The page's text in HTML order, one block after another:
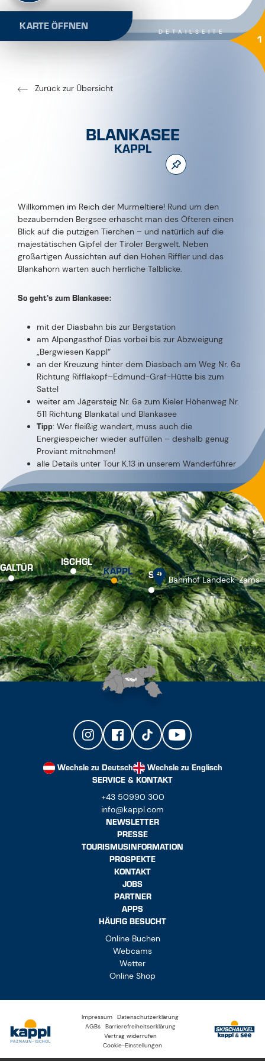
KARTE ÖFFNEN DETAILSEITE 1
Zurück zur Übersicht
BLANKASEE
KAPPL
Willkommen im Reich der Murmeltiere! Rund um den
bezaubernden Bergsee erhascht man des Öfteren einen
Blick auf die putzigen Tierchen – und natürlich auf die
majestätischen Gipfel der Tiroler Bergwelt. Neben
großartigen Aussichten auf den Hohen Riffler und das
Blankahorn warten auch herrliche Talblicke.
So geht’s zum Blankasee:
mit der Diasbahn bis zur Bergstation
am Alpengasthof Dias vorbei bis zur Abzweigung
„Bergwiesen Kappl“
an der Kreuzung hinter dem Diasbach am Weg Nr. 6a
Richtung Rifflakopf–Edmund-Graf-Hütte bis zum
Sattel
weiter am Jägersteig Nr. 6a zum Kieler Höhenweg Nr.
511 Richtung Blankatal und Blankasee
Tipp: Wer fleißig wandert, muss auch die
Energiespeicher wieder auffüllen – deshalb genug
Proviant mitnehmen!
alle Details unter Tour K.13 in unserem Wanderführer
GALTÜR ISCHGL
KAPPL SEE Bahnhof Landeck-Zams
Wechsle zu Deutsch
Wechsle zu Englisch
SERVICE & KONTAKT
+43 50990 300
info@kappl.com
NEWSLETTER
PRESSE
TOURISMUSINFORMATION
PROSPEKTE
KONTAKT
JOBS
PARTNER
APPS
HÄUFIG BESUCHT
Online Buchen
Webcams
Wetter
Online Shop
Impressum
Datenschutzerklärung
AGBs
Barrierefreiheitserklärung
Vertrag widerrufen
Cookie-Einstellungen